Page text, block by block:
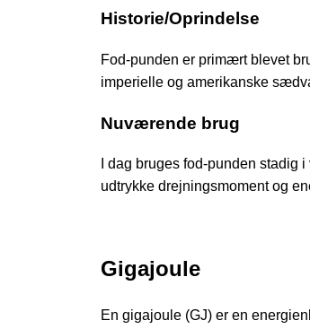
Historie/Oprindelse
Fod-punden er primært blevet
imperielle og amerikanske
Nuværende brug
I dag bruges fod-punden
udtrykke drejningsmoment og
Gigajoule
En gigajoule (GJ) er en